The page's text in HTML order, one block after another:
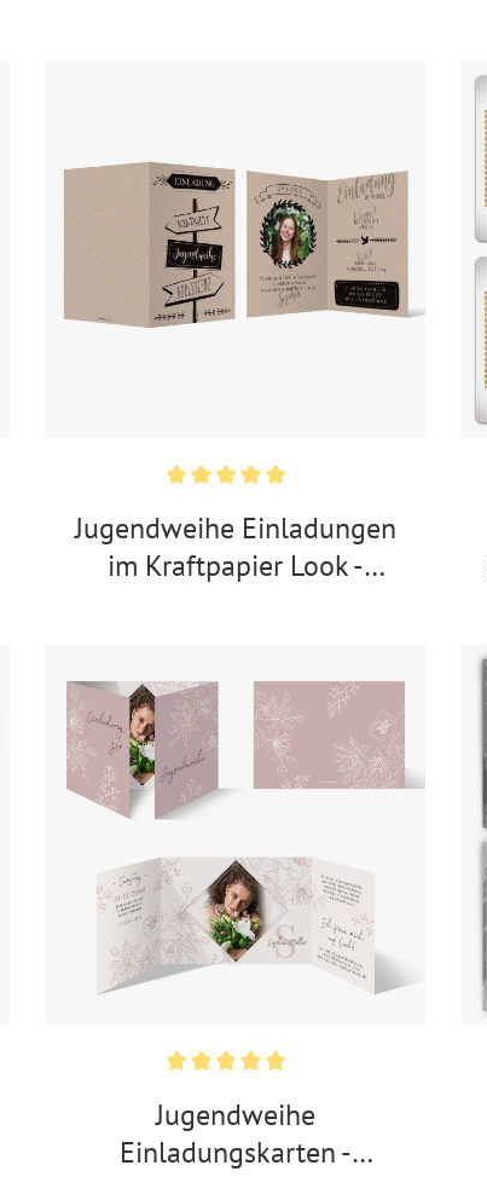
Jugendweihe Einladungen
im Kraftpapier Look -
Jugendweihe
Einladungskarten -